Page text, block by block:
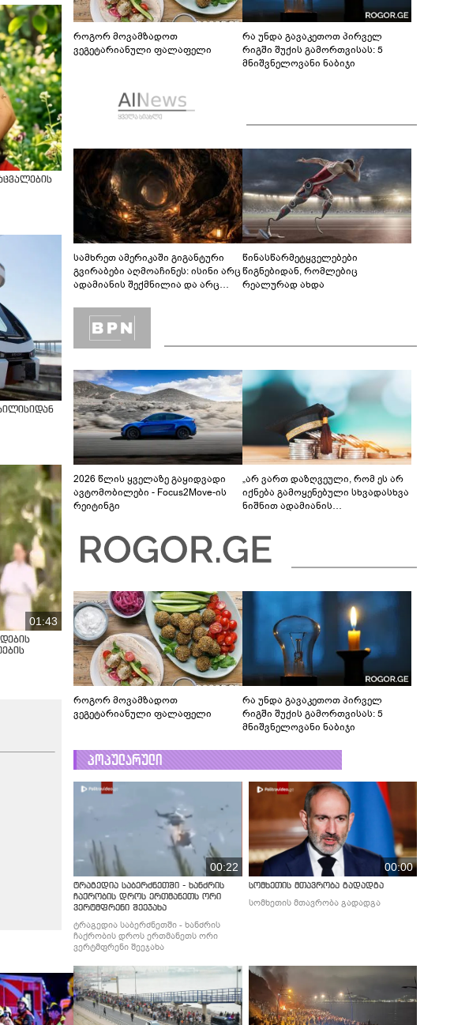
01:43
როგორ მოვამზადოთ
ვეგეტარიანული ფალაფელი
რა უნდა გავაკეთოთ პირველ
რიგში შუქის გამორთვისას: 5
მნიშვნელოვანი ნაბიჯი
სამხრეთ ამერიკაში გიგანტური
გვირაბები აღმოაჩინეს: ისინი არც
ადამიანის შექმნილია და არც
ლაბირინთები?
წინასწარმეტყველებები
წიგნებიდან, რომლებიც
რეალურად ახდა
2026 წლის ყველაზე გაყიდვადი
ავტომობილები - Focus2Move-ის
რეიტინგი
„არ ვართ დაზღვეული, რომ ეს არ
იქნება გამოყენებული სხვადასხვა
ნიშნით ადამიანის
უფსკრულისკენ მიდის“
როგორ მოვამზადოთ
ვეგეტარიანული ფალაფელი
რა უნდა გავაკეთოთ პირველ
რიგში შუქის გამორთვისას: 5
მნიშვნელოვანი ნაბიჯი
პოპულარული
00:22
ტრაგედია საბერძნეთში - ხანძრის
ჩაქრობის დროს ერთმანეთს ორი
ვერტმფრენი შეეჯახა
ტრაგედია საბერძნეთში - ხანძრის
ჩაქრობის დროს ერთმანეთს ორი
ვერტმფრენი შეეჯახა
00:00
სომხეთის მთავრობა გადადგა
სომხეთის მთავრობა გადადგა